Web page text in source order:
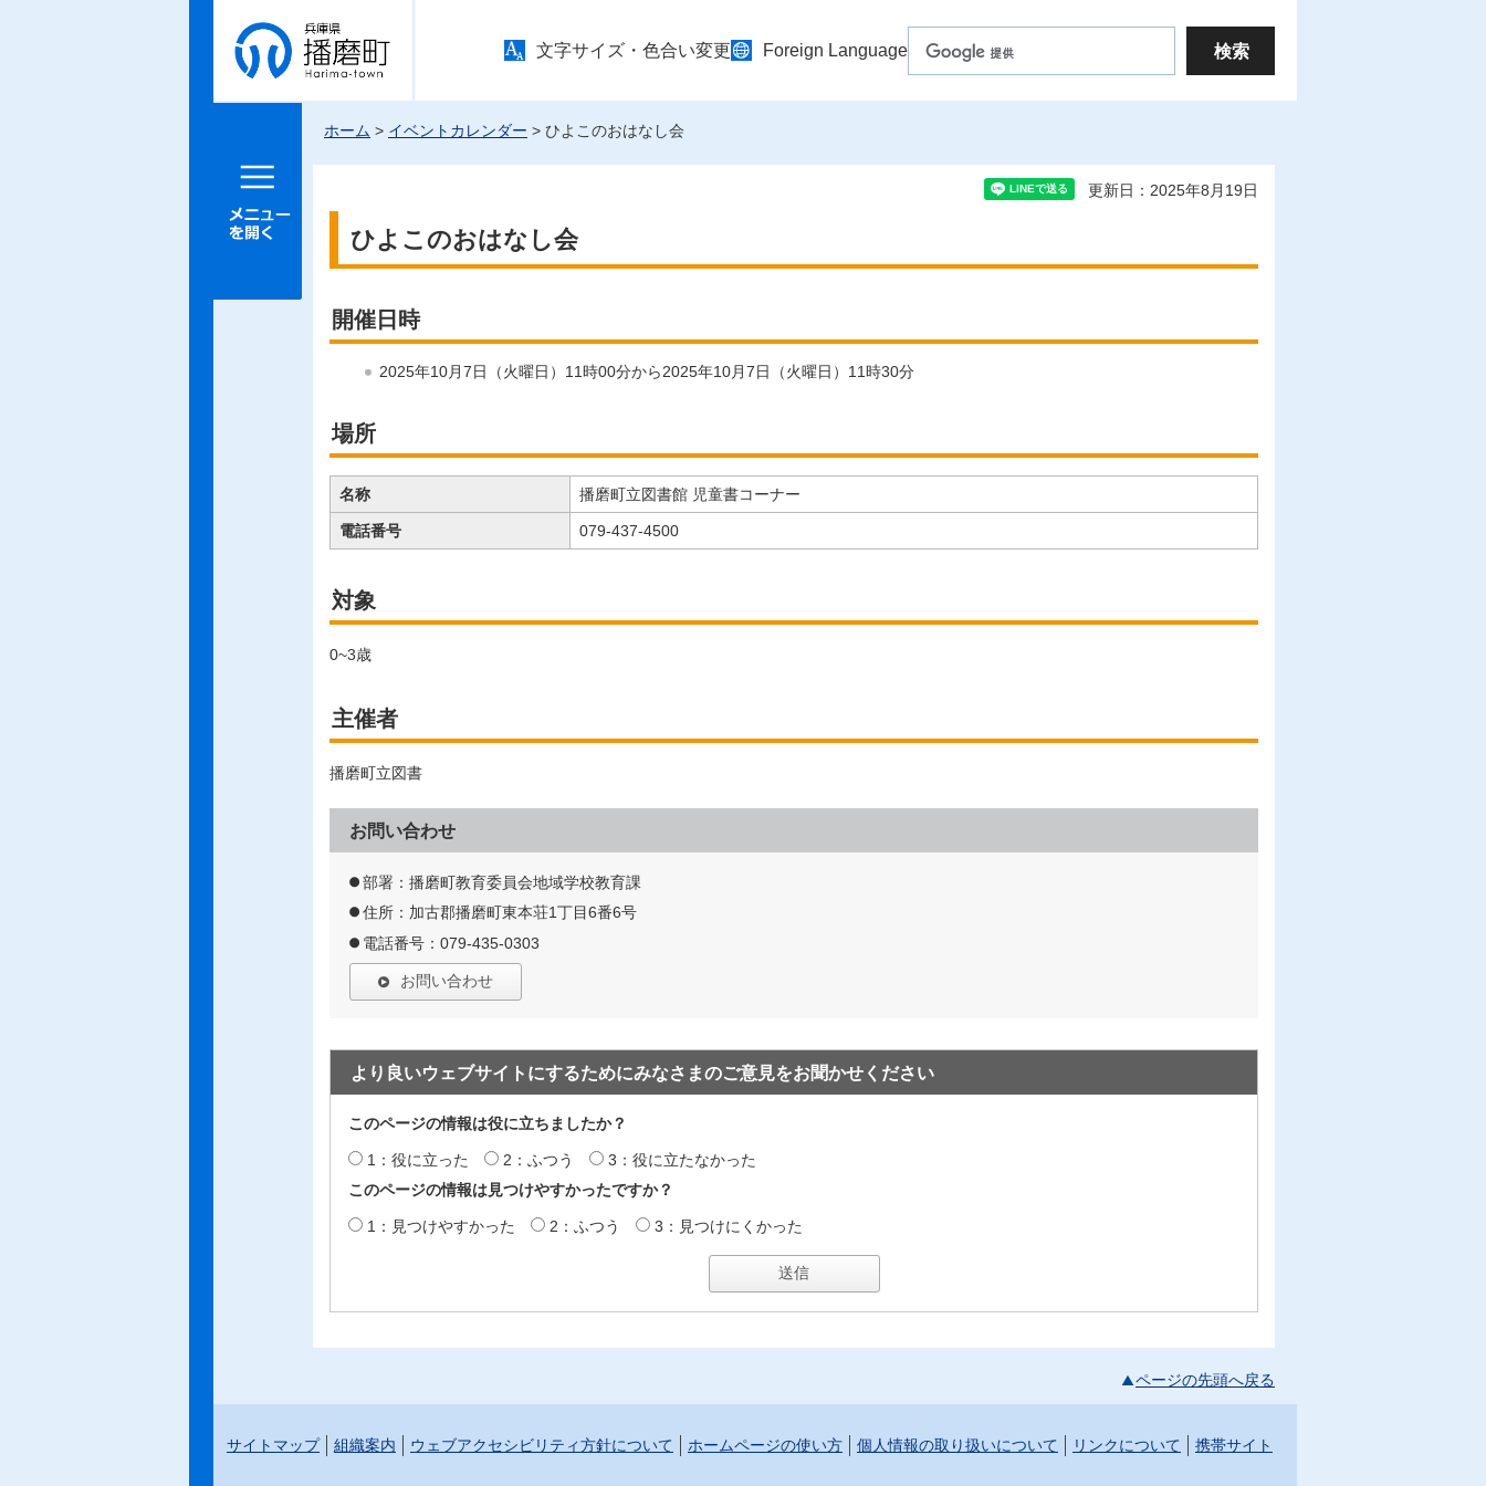
兵庫県 播
磨町
文字サイズ・色合い変更 Foreign Language
メニュー
ホーム > イベントカレンダー > ひよこのおはなし会
更新日：2025年8月19日
ひよこのおはなし会
開催日時
2025年10月7日（火曜日）11時00分から2025年10月7日（火曜日）11時30分
場所
名称 播磨町立図書館 児童書コーナー
電話番号 079-437-4500
対象
0~3歳
主催者
播磨町立図書
お問い合わせ
部署：播磨町教育委員会地域学校教育課
住所：加古郡播磨町東本荘1丁目6番6号
電話番号：079-435-0303
お問い合わせ
より良いウェブサイトにするためにみなさまのご意見をお聞かせください
このページの情報は役に立ちましたか？
1：役に立った 2：ふつう
3：役に立たなかった
このページの情報は見つけやすかったですか？
1：見つけやすかった 2：ふつう 3：見つけにくかった
ページの先頭へ戻る
サイトマップ 組織案内 ウェブアクセシビリティ方針について ホームページの使い方 個人情報の取り扱いについて リンクについて 携帯サイト